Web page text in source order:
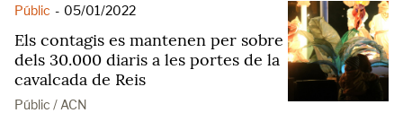
Públic - 05/01/2022
Els contagis es mantenen per sobre
dels 30.000 diaris a les portes de la
cavalcada de Reis
Públic / ACN